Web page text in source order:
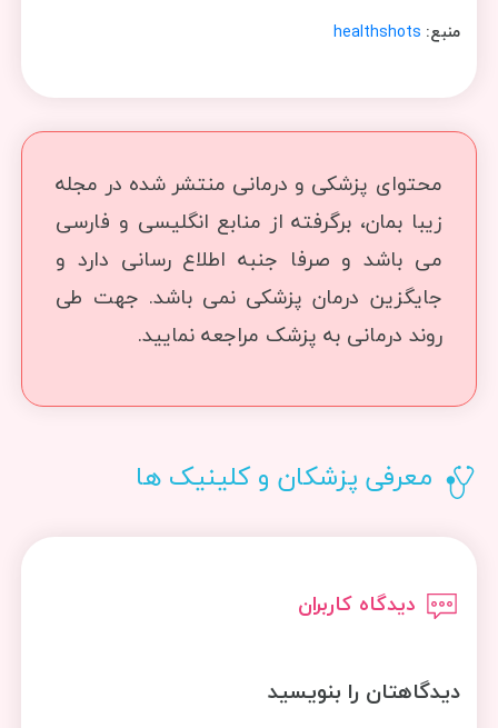
منبع: healthshots
محتوای پزشکی و درمانی منتشر شده در مجله
زیبا بمان، برگرفته از منابع انگلیسی و فارسی
می باشد و صرفا جنبه اطلاع رسانی دارد و
جایگزین درمان پزشکی نمی باشد. جهت طی
روند درمانی به پزشک مراجعه نمایید.
معرفی پزشکان و کلینیک ها
دیدگاه کاربران
دیدگاهتان را بنویسید